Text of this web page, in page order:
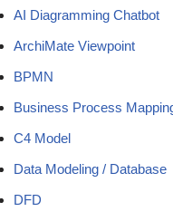
AI Diagramming Chatbot
ArchiMate Viewpoint
BPMN
Business Process
C4 Model
Data Modeling / Database
DFD